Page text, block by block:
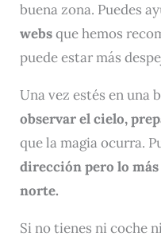
buena zona. Puedes
websque hemos
puede estar más
Una vez estés en una
observar el cielo,
que la magia ocurra.
dirección pero lo
norte.
Si no tienes ni coche